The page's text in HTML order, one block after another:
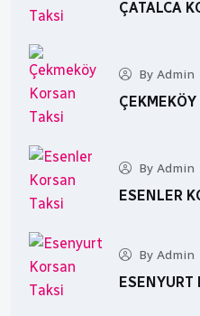
ÇATALCA
By Admin
By Admin
ESENLER
By Admin